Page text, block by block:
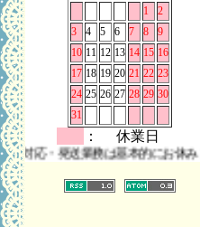
1
2
3
4 5 6 7 8
9
10 11 12 13 14 15 16
17 18 19 20 21 22 23
24 25 26 27 28 29 30
31
： 休業日
発送業務は基本的にお休みとさ